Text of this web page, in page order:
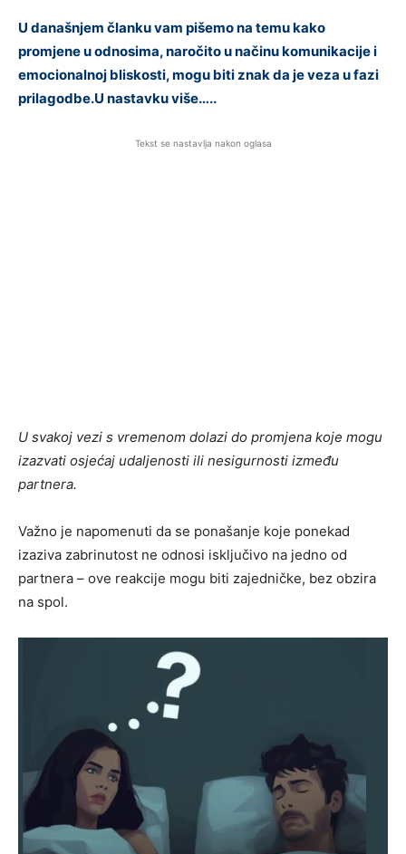
U današnjem članku vam pišemo na temu kako
promjene u odnosima, naročito u načinu komunikacije i
emocionalnoj bliskosti, mogu biti znak da je veza u fazi
prilagodbe.U nastavku više…..
Tekst se nastavlja nakon oglasa
U svakoj vezi s vremenom dolazi do promjena koje mogu
izazvati osjećaj udaljenosti ili nesigurnosti između
partnera.
Važno je napomenuti da se ponašanje koje ponekad
izaziva zabrinutost ne odnosi isključivo na jedno od
partnera – ove reakcije mogu biti zajedničke, bez obzira
na spol.